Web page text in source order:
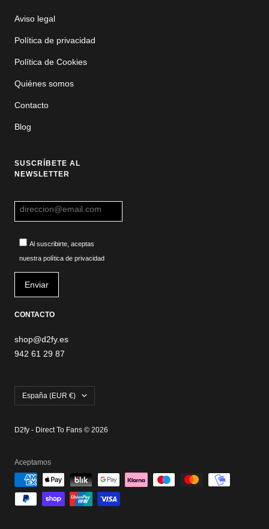
Aviso legal
Política de privacidad
Política de Cookies
Quiénes somos
Contacto
Blog
SUSCRÍBETE AL
NEWSLETTER
Al suscribirte, aceptas
nuestra política de privacidad
CONTACTO
shop@d2fy.es
942 61 29 87
País/región
España (EUR €)
D2fy - Direct To Fans © 2026
Aceptamos